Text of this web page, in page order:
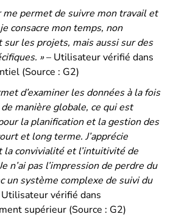
me permet de suivre mon travail et
consacre mon temps, non
sur les projets, mais aussi sur des
»– Utilisateur vérifié dans
(Source : G2)
d’examiner les données à la fois
manière globale, ce qui est
la planification et la gestion des
et long terme. J’apprécie
la convivialité et l’intuitivité de
n’ai pas l’impression de perdre du
un système complexe de suivi du
vérifié dans
supérieur (Source : G2)